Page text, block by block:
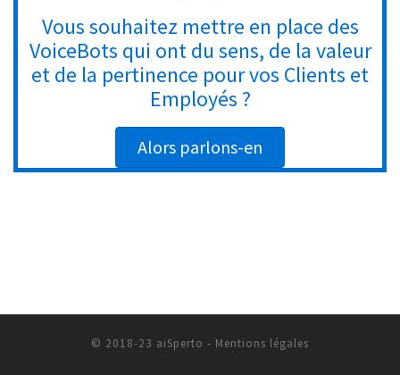
Vous souhaitez mettre en place des
VoiceBots qui ont du sens, de la valeur
et de la pertinence pour vos Clients et
Employés ?
Alors parlons-en
© 2018-23 aiSperto - Mentions légales